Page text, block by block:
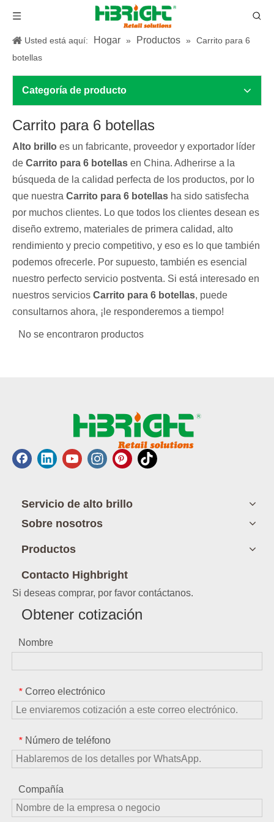
Usted está aquí: Hogar » Productos »
Carrito para 6
botellas
Categoría de producto
Carrito para 6 botellas
Alto brillo es un fabricante, proveedor y exportador líder
de Carrito para 6 botellas en China. Adherirse a la
búsqueda de la calidad perfecta de los productos, por lo
que nuestra Carrito para 6 botellas ha sido satisfecha
por muchos clientes. Lo que todos los clientes desean es
diseño extremo, materiales de primera calidad, alto
rendimiento y precio competitivo, y eso es lo que también
podemos ofrecerle. Por supuesto, también es esencial
nuestro perfecto servicio postventa. Si está interesado en
nuestros servicios Carrito para 6 botellas, puede
consultarnos ahora, ¡le responderemos a tiempo!
No se encontraron productos
Servicio de alto brillo
Sobre nosotros
Productos
Contacto Highbright
Si deseas comprar, por favor contáctanos.
Obtener cotización
Nombre
* Correo electrónico
* Número de teléfono
Compañía